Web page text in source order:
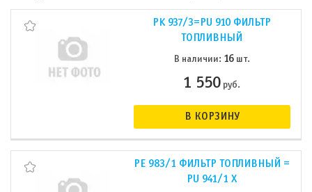
PK 937/3=PU 910 ФИЛЬТР
ТОПЛИВНЫЙ
В наличии: 16шт.
1 550 руб.
В КОРЗИНУ
PE 983/1 ФИЛЬТР ТОПЛИВНЫЙ =
PU 941/1 X